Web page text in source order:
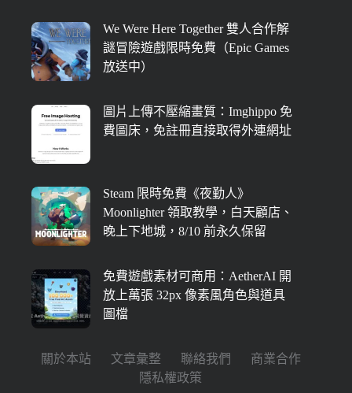
We Were Here Together 雙人合作解
謎冒險遊戲限時免費（Epic Games
放送中）
圖片上傳不壓縮畫質：Imghippo 免
費圖床，免註冊直接取得外連網址
Steam 限時免費《夜勤人》
Moonlighter 領取教學，白天顧店、
晚上下地城，8/10 前永久保留
免費遊戲素材可商用：AetherAI 開
放上萬張 32px 像素風角色與道具
圖檔
關於本站 文章彙整 聯絡我們
商業合作
隱私權政策